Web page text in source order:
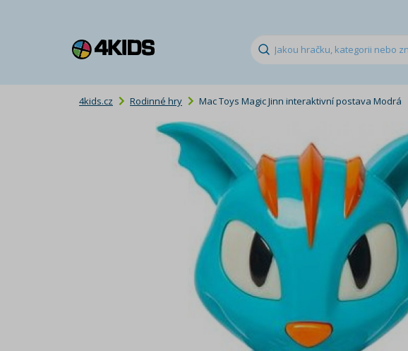
4kids.cz Rodinné hry Mac Toys Magic Jinn interaktivní postava Modrá